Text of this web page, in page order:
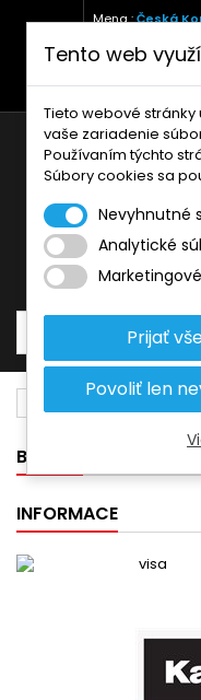
Mena :Česká
+420 771
BANNER
INFORMACE
Tento web
Tieto webové
vaše zariadenie
Používaním týchto
Súbory cookies sa
Nevyhnutné
Analytické
Prijať
Povoliť len